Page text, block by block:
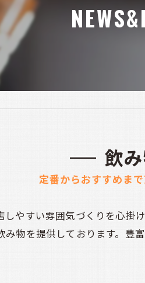
飲
定番からおすすめま
やすい雰囲気づくりを心
物を提供しております。